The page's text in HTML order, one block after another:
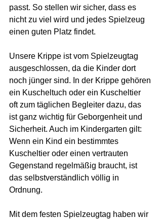
passt. So stellen wir sicher, dass es
nicht zu viel wird und jedes Spielzeug
einen guten Platz findet.
Unsere Krippe ist vom Spielzeugtag
ausgeschlossen, da die Kinder dort
noch jünger sind. In der Krippe gehören
ein Kuscheltuch oder ein Kuscheltier
oft zum täglichen Begleiter dazu, das
ist ganz wichtig für Geborgenheit und
Sicherheit. Auch im Kindergarten gilt:
Wenn ein Kind ein bestimmtes
Kuscheltier oder einen vertrauten
Gegenstand regelmäßig braucht, ist
das selbstverständlich völlig in
Ordnung.
Mit dem festen Spielzeugtag haben wir